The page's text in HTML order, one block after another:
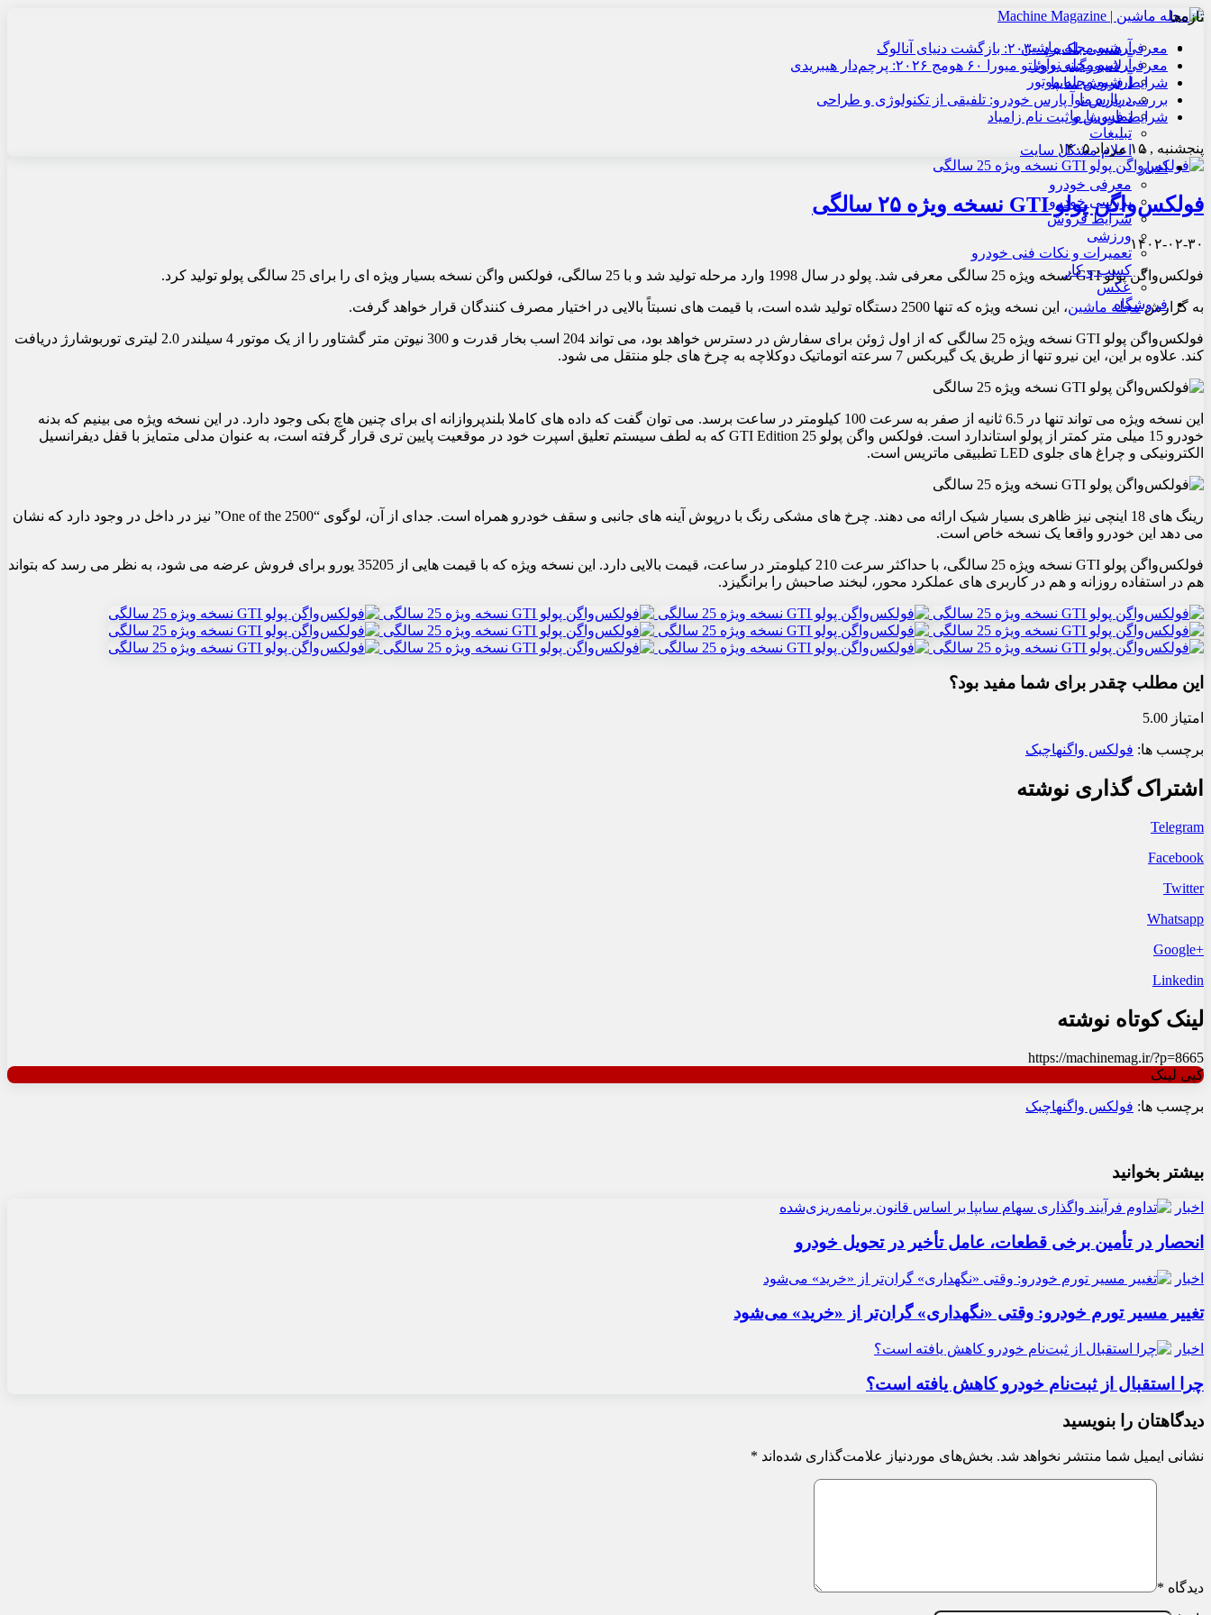
آرشیو مجله ماشین
آرشیو مجله نوآور
آرشیو مجله موتور
درباره ما
تماس با ما
تبلیغات
اعلام مشکل سایت
اخبار
معرفی خودرو
بررسی خودرو
شرایط فروش
ورزشی
تعمیرات و نکات فنی خودرو
کسب و کار
عکس
فروشگاه
تازه‌ها
معرفی هنسی بلک‌برد ۲۰۳۰: بازگشت دنیای آنالوگ
معرفی لامبورگینی روئلتو میورا ۶۰ هومج ۲۰۲۶: پرچم‌دار هیبریدی
شرایط فروش سایپا
بررسی پارس نوآ پارس خودرو: تلفیقی از تکنولوژی و طراحی
شرایط فروش و ثبت نام زامیاد
پنجشنبه , ۱۵ مرداد ۱۴۰۵
فولکس‌واگن پولو GTI نسخه ویژه ۲۵ سالگی
۱۴۰۲-۰۲-۳۰
فولکس‌واگن پولو GTI نسخه ویژه 25 سالگی معرفی شد. پولو در سال 1998 وارد مرحله تولید شد و با 25 سالگی، فولکس واگن نسخه بسیار ویژه ای را برای 25 سالگی پولو تولید کرد.
به گزارشمجله ماشین، این نسخه ویژه که تنها 2500 دستگاه تولید شده است، با قیمت های نسبتاً بالایی در اختیار مصرف کنندگان قرار خواهد گرفت.
فولکس‌واگن پولو GTI نسخه ویژه 25 سالگی که از اول ژوئن برای سفارش در دسترس خواهد بود، می تواند 204 اسب بخار قدرت و 300 نیوتن متر گشتاور را از یک موتور 4 سیلندر 2.0 لیتری توربوشارژ دریافت
کند. علاوه بر این، این نیرو تنها از طریق یک گیربکس 7 سرعته اتوماتیک دوکلاچه به چرخ های جلو منتقل می شود.
این نسخه ویژه می تواند تنها در 6.5 ثانیه از صفر به سرعت 100 کیلومتر در ساعت برسد. می توان گفت که داده های کاملا بلندپروازانه ای برای چنین هاچ بکی وجود دارد. در این نسخه ویژه می بینیم که بدنه
خودرو 15 میلی متر کمتر از پولو استاندارد است. فولکس واگن پولو GTI Edition 25 که به لطف سیستم تعلیق اسپرت خود در موقعیت پایین تری قرار گرفته است، به عنوان مدلی متمایز با قفل دیفرانسیل
الکترونیکی و چراغ های جلوی LED تطبیقی ​​ماتریس است.
رینگ های 18 اینچی نیز ظاهری بسیار شیک ارائه می دهند. چرخ های مشکی رنگ با درپوش آینه های جانبی و سقف خودرو همراه است. جدای از آن، لوگوی “One of the 2500” نیز در داخل در وجود دارد که نشان
می دهد این خودرو واقعا یک نسخه خاص است.
فولکس‌واگن پولو GTI نسخه ویژه 25 سالگی، با حداکثر سرعت 210 کیلومتر در ساعت، قیمت بالایی دارد. این نسخه ویژه که با قیمت هایی از 35205 یورو برای فروش عرضه می شود، به نظر می رسد که بتواند
هم در استفاده روزانه و هم در کاربری های عملکرد محور، لبخند صاحبش را برانگیزد.
این مطلب چقدر برای شما مفید بود؟
امتیاز 5.00
برچسب ها: فولکس واگنهاچبک
اشتراک گذاری نوشته
Telegram
Facebook
Twitter
Whatsapp
+Google
Linkedin
لینک کوتاه نوشته
https://machinemag.ir/?p=8665
کپی لینک
برچسب ها: فولکس واگنهاچبک
بیشتر بخوانید
اخبار
انحصار در تأمین برخی قطعات، عامل تأخیر در تحویل خودرو
اخبار
تغییر مسیر تورم خودرو: وقتی «نگهداری» گران‌تر از «خرید» می‌شود
اخبار
چرا استقبال از ثبت‌نام خودرو کاهش یافته است؟
دیدگاهتان را بنویسید
نشانی ایمیل شما منتشر نخواهد شد. بخش‌های موردنیاز علامت‌گذاری شده‌اند *
دیدگاه *